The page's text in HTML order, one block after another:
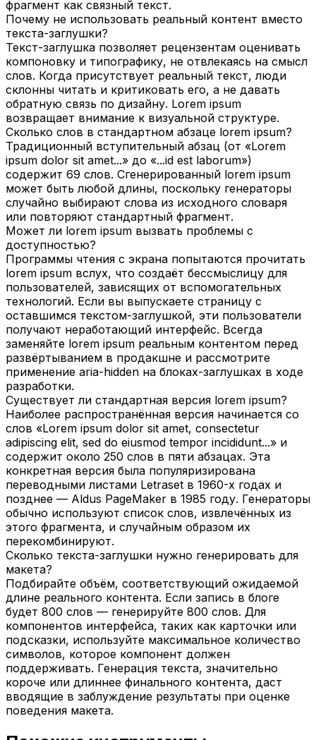
фрагмент как связный текст.
Почему не использовать реальный контент вместо
текста-заглушки?
Текст-заглушка позволяет рецензентам оценивать
компоновку и типографику, не отвлекаясь на смысл
слов. Когда присутствует реальный текст, люди
склонны читать и критиковать его, а не давать
обратную связь по дизайну. Lorem ipsum
возвращает внимание к визуальной структуре.
Сколько слов в стандартном абзаце lorem ipsum?
Традиционный вступительный абзац (от «Lorem
ipsum dolor sit amet...» до «...id est laborum»)
содержит 69 слов. Сгенерированный lorem ipsum
может быть любой длины, поскольку генераторы
случайно выбирают слова из исходного словаря
или повторяют стандартный фрагмент.
Может ли lorem ipsum вызвать проблемы с
доступностью?
Программы чтения с экрана попытаются прочитать
lorem ipsum вслух, что создаёт бессмыслицу для
пользователей, зависящих от вспомогательных
технологий. Если вы выпускаете страницу с
оставшимся текстом-заглушкой, эти пользователи
получают неработающий интерфейс. Всегда
заменяйте lorem ipsum реальным контентом перед
развёртыванием в продакшне и рассмотрите
применение aria-hidden на блоках-заглушках в ходе
разработки.
Существует ли стандартная версия lorem ipsum?
Наиболее распространённая версия начинается со
слов «Lorem ipsum dolor sit amet, consectetur
adipiscing elit, sed do eiusmod tempor incididunt...» и
содержит около 250 слов в пяти абзацах. Эта
конкретная версия была популяризирована
переводными листами Letraset в 1960-х годах и
позднее — Aldus PageMaker в 1985 году. Генераторы
обычно используют список слов, извлечённых из
этого фрагмента, и случайным образом их
перекомбинируют.
Сколько текста-заглушки нужно генерировать для
макета?
Подбирайте объём, соответствующий ожидаемой
длине реального контента. Если запись в блоге
будет 800 слов — генерируйте 800 слов. Для
компонентов интерфейса, таких как карточки или
подсказки, используйте максимальное количество
символов, которое компонент должен
поддерживать. Генерация текста, значительно
короче или длиннее финального контента, даст
вводящие в заблуждение результаты при оценке
поведения макета.